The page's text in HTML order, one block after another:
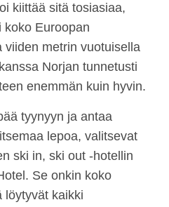
kiittää sitä tosiasiaa,
koko Euroopan
viiden metrin vuotuisella
Norjan tunnetusti
enemmän kuin hyvin.
tyynyyn ja antaa
lepoa, valitsevat
ski in, ski out -hotellin
Se onkin koko
löytyvät kaikki